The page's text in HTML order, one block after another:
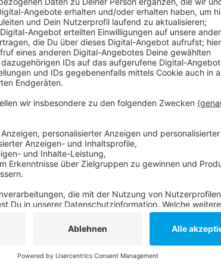
Seit über 15 Jahren schreiben Marquess
Dominik Decke haben auch in diesem Jahr wieder
dabei. Sie haben Jürgen Bangert im Studio besucht
aktuellen Single "Una Noche Loca" auch noch jede
Anzeige
Jürgen Bangert
Das Interview mit Marquess
Anzeige